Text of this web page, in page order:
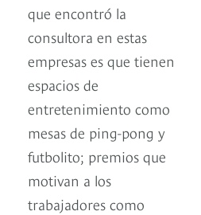
que encontró la
consultora en estas
empresas es que tienen
espacios de
entretenimiento como
mesas de ping-pong y
futbolito; premios que
motivan a los
trabajadores como